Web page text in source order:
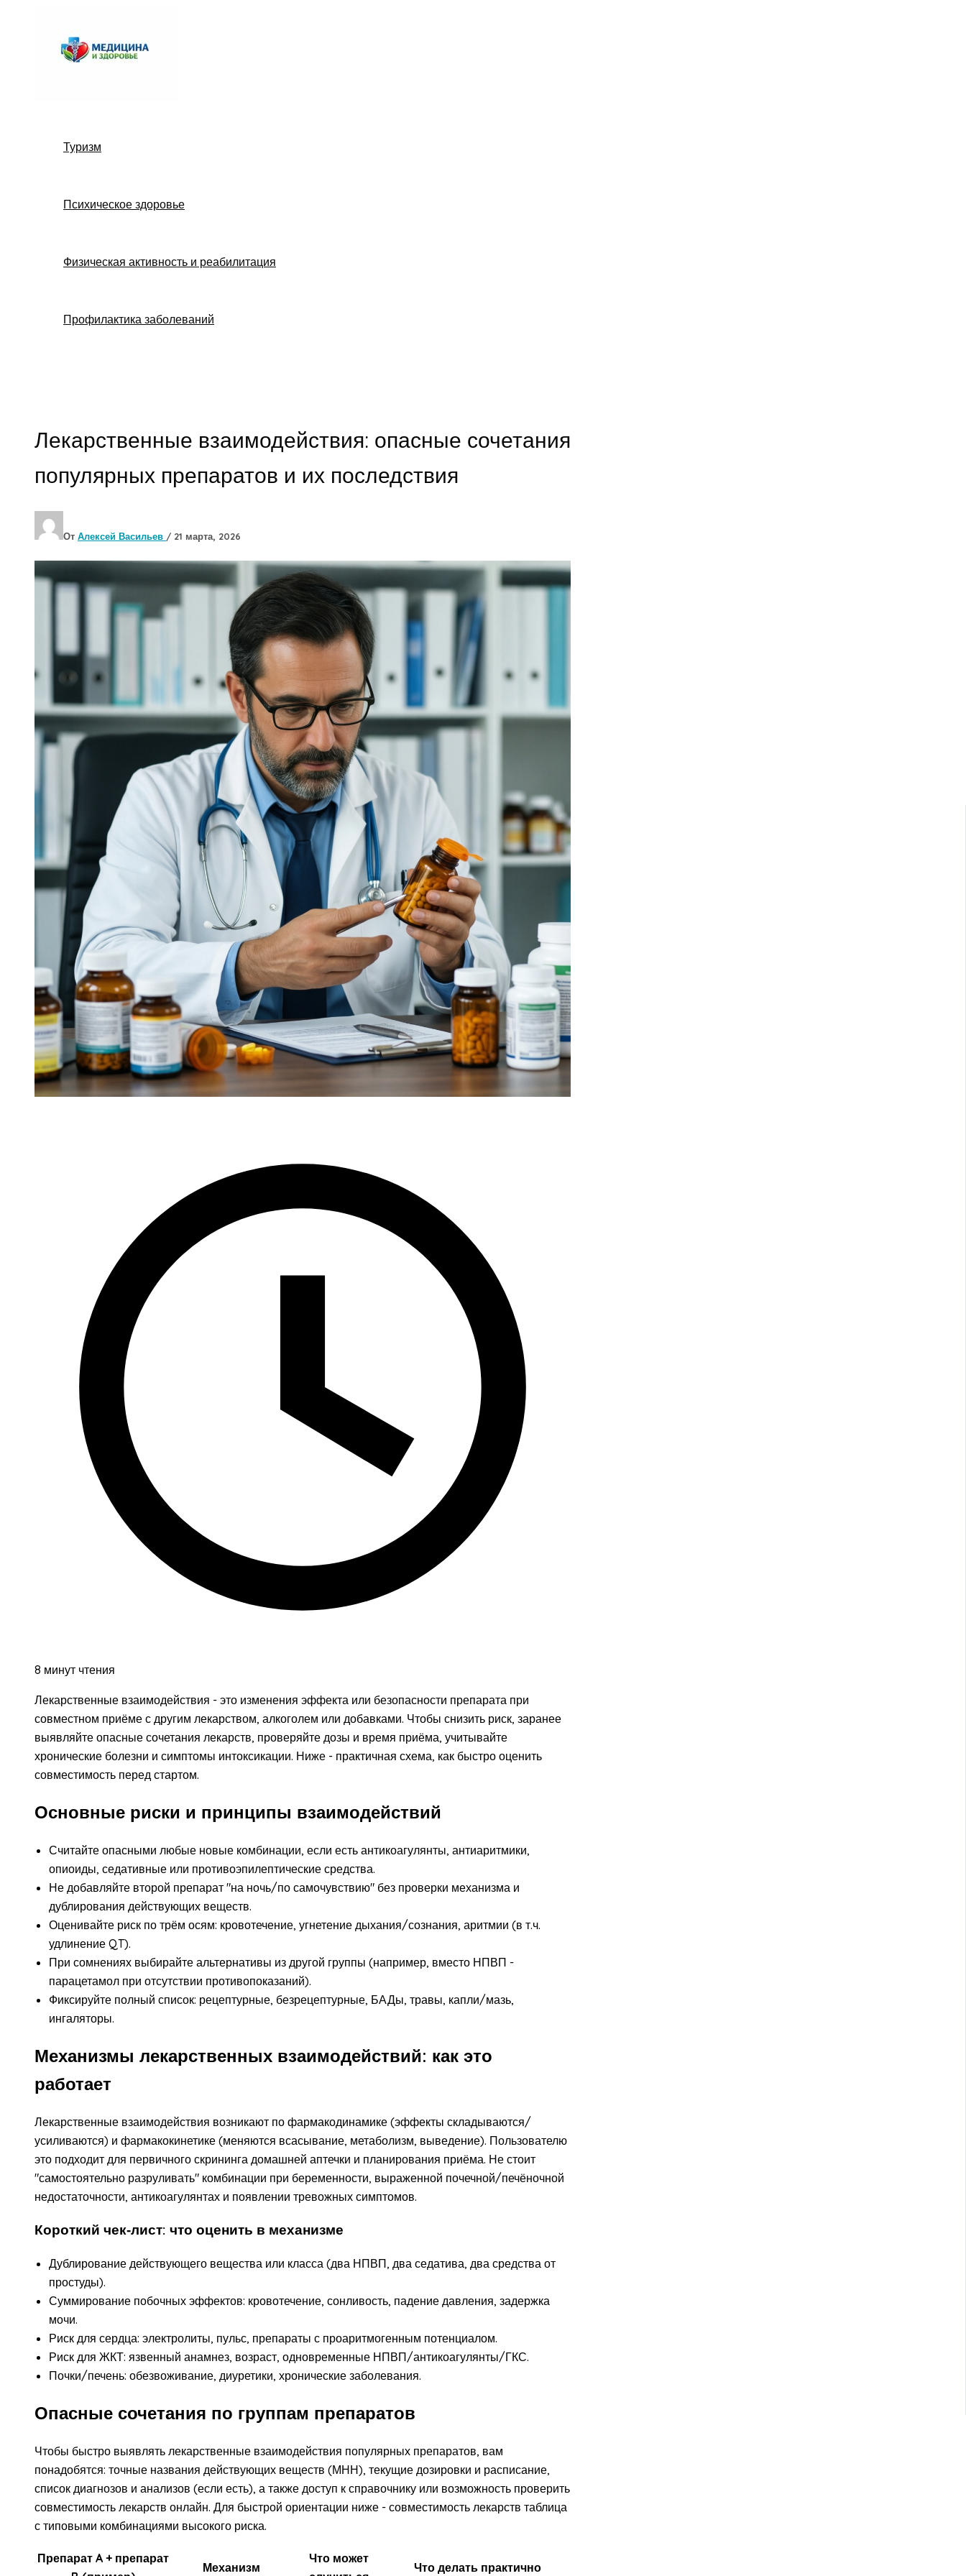
содержимому
Туризм
Психическое здоровье
Физическая активность и реабилитация
Профилактика заболеваний
Лекарственные взаимодействия: опасные сочетания
популярных препаратов и их последствия
От Алексей Васильев / 21 марта, 2026
8 минут чтения
Лекарственные взаимодействия - это изменения эффекта или безопасности препарата при
совместном приёме с другим лекарством, алкоголем или добавками. Чтобы снизить риск, заранее
выявляйте опасные сочетания лекарств, проверяйте дозы и время приёма, учитывайте
хронические болезни и симптомы интоксикации. Ниже - практичная схема, как быстро оценить
совместимость перед стартом.
Основные риски и принципы взаимодействий
Считайте опасными любые новые комбинации, если есть антикоагулянты, антиаритмики,
опиоиды, седативные или противоэпилептические средства.
Не добавляйте второй препарат "на ночь/по самочувствию" без проверки механизма и
дублирования действующих веществ.
Оценивайте риск по трём осям: кровотечение, угнетение дыхания/сознания, аритмии (в т.ч.
удлинение QT).
При сомнениях выбирайте альтернативы из другой группы (например, вместо НПВП -
парацетамол при отсутствии противопоказаний).
Фиксируйте полный список: рецептурные, безрецептурные, БАДы, травы, капли/мазь,
ингаляторы.
Механизмы лекарственных взаимодействий: как это
работает
Лекарственные взаимодействия возникают по фармакодинамике (эффекты складываются/
усиливаются) и фармакокинетике (меняются всасывание, метаболизм, выведение). Пользователю
это подходит для первичного скрининга домашней аптечки и планирования приёма. Не стоит
"самостоятельно разруливать" комбинации при беременности, выраженной почечной/печёночной
недостаточности, антикоагулянтах и появлении тревожных симптомов.
Короткий чек‑лист: что оценить в механизме
Дублирование действующего вещества или класса (два НПВП, два седатива, два средства от
простуды).
Суммирование побочных эффектов: кровотечение, сонливость, падение давления, задержка
мочи.
Риск для сердца: электролиты, пульс, препараты с проаритмогенным потенциалом.
Риск для ЖКТ: язвенный анамнез, возраст, одновременные НПВП/антикоагулянты/ГКС.
Почки/печень: обезвоживание, диуретики, хронические заболевания.
Опасные сочетания по группам препаратов
Чтобы быстро выявлять лекарственные взаимодействия популярных препаратов, вам
понадобятся: точные названия действующих веществ (МНН), текущие дозировки и расписание,
список диагнозов и анализов (если есть), а также доступ к справочнику или возможность проверить
совместимость лекарств онлайн. Для быстрой ориентации ниже - совместимость лекарств таблица
с типовыми комбинациями высокого риска.
Препарат A + препарат
Механизм
Что может
Что делать практично